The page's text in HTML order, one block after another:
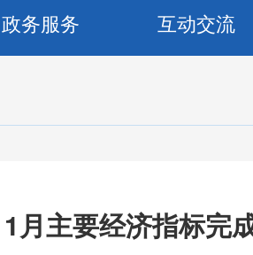
政务服务 互动交流
月主要经济指标完